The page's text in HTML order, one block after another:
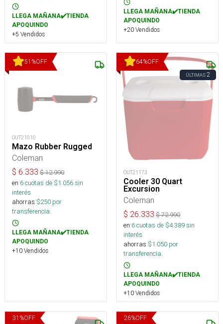
LLEGA MAÑANA✔️TIENDA
APOQUINDO
+5 Vendidos
LLEGA MAÑANA✔️TIENDA
APOQUINDO
+20 Vendidos
51 %OFF
OUT21010
Mazo Rubber Rugged
Coleman
$ 6.333 $12.990
en 6cuotas de $1.056sin
interés
ahorras $250 por
transferencia.
LLEGA MAÑANA✔️TIENDA
APOQUINDO
+10 Vendidos
64%OFF
ÚLTIMAS2
OUT21173
Cooler 30 Quart
Excursion
Coleman
$ 26.333 $72.990
en 6cuotas de $4.389sin
interés
ahorras $1.050 por
transferencia.
LLEGA MAÑANA✔️TIENDA
APOQUINDO
+10 Vendidos
31 %OFF 26%OFF